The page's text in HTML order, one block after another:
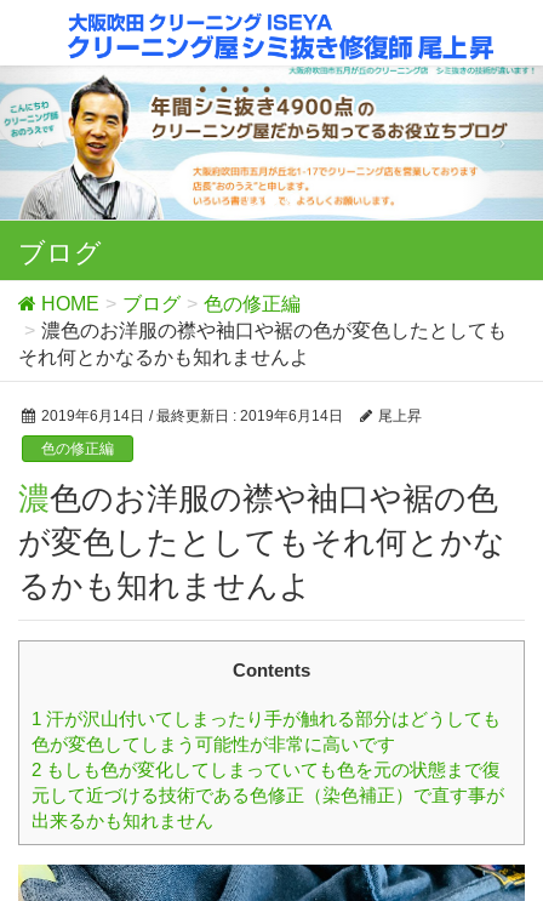
ブログ
HOME ブログ
色の修正編
濃色のお洋服の襟や袖口や裾の色が変色したとしても
それ何とかなるかも知れませんよ
2019年6月14日 / 最終更新日 : 2019年6月14日
尾上昇
色の修正編
濃色のお洋服の襟や袖口や裾の色
が変色したとしてもそれ何とかな
るかも知れませんよ
Contents
1 汗が沢山付いてしまったり手が触れる部分はどうしても
色が変色してしまう可能性が非常に高いです
2 もしも色が変化してしまっていても色を元の状態まで復
元して近づける技術である色修正（染色補正）で直す事が
出来るかも知れません